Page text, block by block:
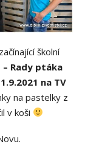
školní
Rady ptáka
na TV
na pastelky z
v koši